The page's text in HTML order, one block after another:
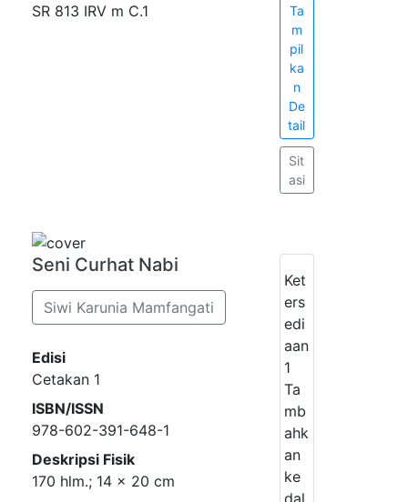
SR 813 IRV m C.1
Ta
m
pil
ka
n
De
tail
Sit
asi
Seni Curhat Nabi
Siwi Karunia Mamfangati
Edisi
Cetakan 1
ISBN/ISSN
978-602-391-648-1
Deskripsi Fisik
170 hlm.; 14 x 20 cm
Ket
ers
edi
aan
1
Ta
mb
ahk
an
ke
dal